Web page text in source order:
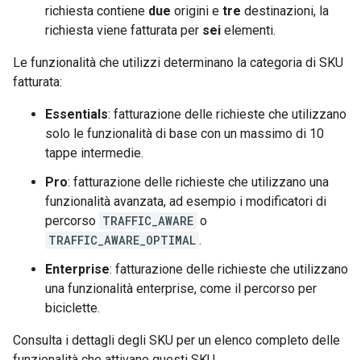
richiesta contiene due origini e tre destinazioni, la
richiesta viene fatturata per sei elementi.
Le funzionalità che utilizzi determinano la categoria di SKU
fatturata:
Essentials: fatturazione delle richieste che utilizzano
solo le funzionalità di base con un massimo di 10
tappe intermedie.
Pro: fatturazione delle richieste che utilizzano una
funzionalità avanzata, ad esempio i modificatori di
percorso TRAFFIC_AWARE o
TRAFFIC_AWARE_OPTIMAL .
Enterprise: fatturazione delle richieste che utilizzano
una funzionalità enterprise, come il percorso per
biciclette.
Consulta i dettagli degli SKU per un elenco completo delle